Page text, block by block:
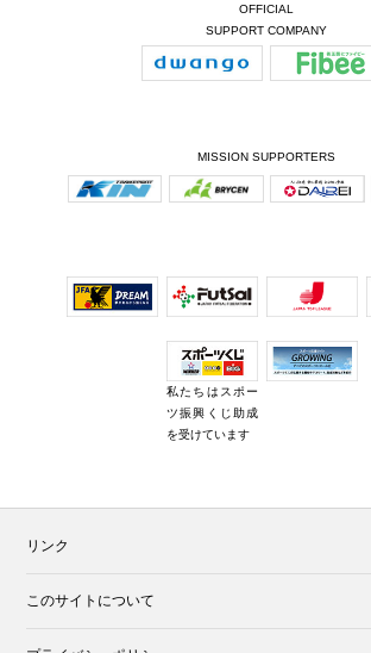
OFFICIAL
SUPPORT COMPANY
MISSION SUPPORTERS
私たちはスポー
ツ振興くじ助成
を受けています
リンク
このサイトについて